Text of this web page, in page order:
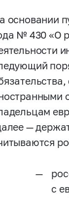
основании
№ 430 «О
—
с